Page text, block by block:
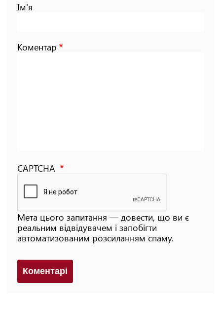
Ім'я
Коментар
CAPTCHA
Мета цього запитання — довести, що ви є
реальним відвідувачем і запобігти
автоматизованим розсиланням спаму.
Коментарi